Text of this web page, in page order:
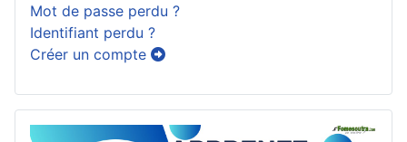
Mot de passe perdu ?
Identifiant perdu ?
Créer un compte